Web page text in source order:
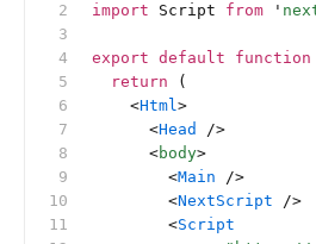
import Script from '
export default function
  return
(
    <
Html>
      <
Head
/>
      <
body>
        <
Main />
        <
NextScript />
        <
Script